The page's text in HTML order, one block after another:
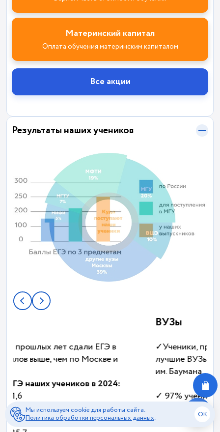
Материнский капитал
Оплата обучения материнским капиталом
Все акции
Результаты наших учеников
✓Ученики, прошедшие наши курсы поступают в
лучшие ВУЗы страны: МФТИ, МГУ, ВШЭ, МГТУ
✓ 97% учеников поступили в те вузы, о которых
они мечтали.
Мы используем cookie для работы сайта.
Политика обработки персональных данных. OK